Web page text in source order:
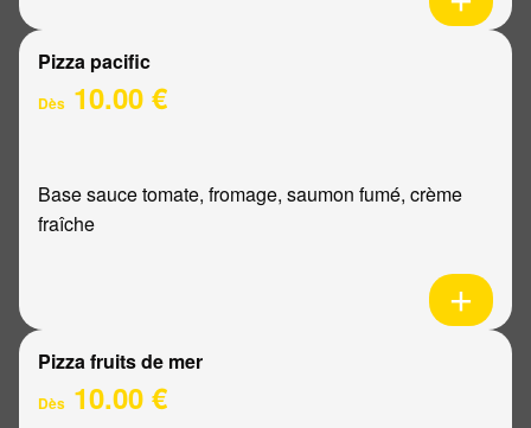
Pizza pacific
Dès 10.00 €
Base sauce tomate, fromage, saumon fumé, crème
fraîche
Pizza fruits de mer
Dès 10.00 €